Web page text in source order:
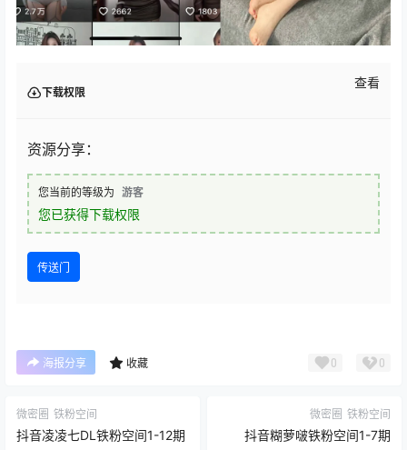
下载权限
查看
资源分享：
您当前的等级为 游客
您已获得下载权限
传送门
海报分享 收藏 0 0
微密圈 铁粉空间
抖音凌凌七DL铁粉空间1-12期
微密圈 铁粉空间
抖音糊萝啵铁粉空间1-7期